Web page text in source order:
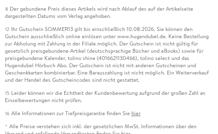
8 Der gebundene Preis dieses Artikels wird nach Ablauf des auf der Artikelseite
dargestellten Datums vom Verlag angehoben.
12 Ihr Gutschein SOMMER13 gilt bis einschließlich 10.08.2026. Sie können den
Gutschein ausschließlich online einlösen unter www.hugendubel.de. Keine Bestellung
zur Abholung mit Zahlung in der Filiale möglich. Der Gutschein ist nicht gültig für
gesetzlich preisgebundene Artikel (deutschsprachige Bücher und eBooks) sowie für
preisgebundene Kalender, tolino shine (4016621130466), tolino select und das
Hugendubel Hörbuch Abo. Der Gutschein ist nicht mit anderen Gutscheinen und
Geschenkkarten kombinierbar. Eine Barauszahlung ist nicht möglich. Ein Weiterverkauf
und der Handel des Gutscheincodes sind nicht gestattet.
15 Leider können wir die Echtheit der Kundenbewertung aufgrund der großen Zahl an
Einzelbewertungen nicht prüfen.
16 Alle Informationen zur Tiefpreisgarantie finden Sie hier
* Alle Preise verstehen sich inkl. der gesetzlichen MwSt. Informationen über den